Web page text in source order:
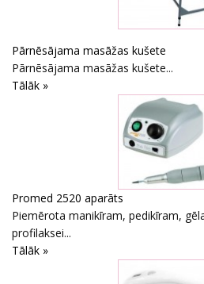
Pārnēsājama masāžas kušete
Pārnēsājama masāžas kušete...
Tālāk »
Promed 2520 aparāts
Piemērota manikīram, pedikīram,
profilaksei...
Tālāk »